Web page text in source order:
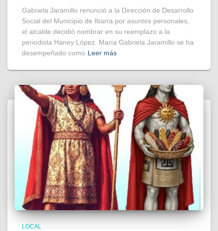
Gabriela Jaramillo renunció a la Dirección de Desarrollo
Social del Municipio de Ibarra por asuntos personales,
el alcalde decidió nombrar en su reemplazo a la
periodista Haney López. María Gabriela Jaramillo se ha
desempeñado como Leer más
LOCAL